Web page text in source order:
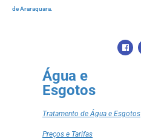
de Araraquara.
Água e
Esgotos
Tratamento de Água e Esgotos
Preços e Tarifas